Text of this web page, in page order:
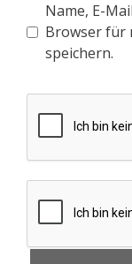
Name, E-
Browser für
speichern.